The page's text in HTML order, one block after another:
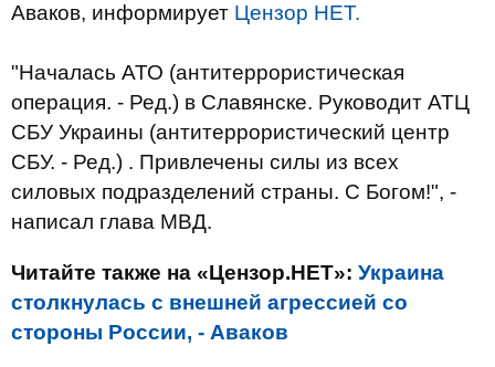
Аваков, информирует Цензор НЕТ.
"Началась АТО (антитеррористическая
операция. - Ред.) в Славянске. Руководит АТЦ
СБУ Украины (антитеррористический центр
СБУ. - Ред.) . Привлечены силы из всех
силовых подразделений страны. С Богом!", -
написал глава МВД.
Читайте также на «Цензор.НЕТ»: Украина
столкнулась с внешней агрессией со
стороны России, - Аваков